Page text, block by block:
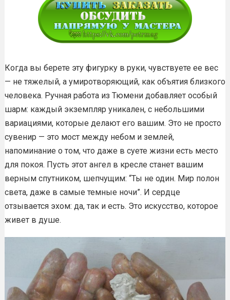
Когда вы берете эту фигурку в руки, чувствуете ее вес
— не тяжелый, а умиротворяющий, как объятия близкого
человека. Ручная работа из Тюмени добавляет особый
шарм: каждый экземпляр уникален, с небольшими
вариациями, которые делают его вашим. Это не просто
сувенир — это мост между небом и землей,
напоминание о том, что даже в суете жизни есть место
для покоя. Пусть этот ангел в кресле станет вашим
верным спутником, шепчущим: “Ты не один. Мир полон
света, даже в самые темные ночи”. И сердце
отзывается эхом: да, так и есть. Это искусство, которое
живет в душе.